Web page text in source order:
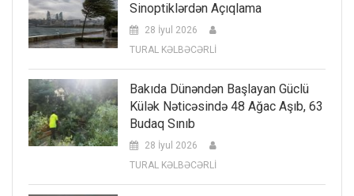
Sinoptiklərdən Açıqlama
28 İyul 2026
TURAL KƏLBƏCƏRLİ
Bakıda Dünəndən Başlayan Güclü
Külək Nəticəsində 48 Ağac Aşıb, 63
Budaq Sınıb
28 İyul 2026
TURAL KƏLBƏCƏRLİ